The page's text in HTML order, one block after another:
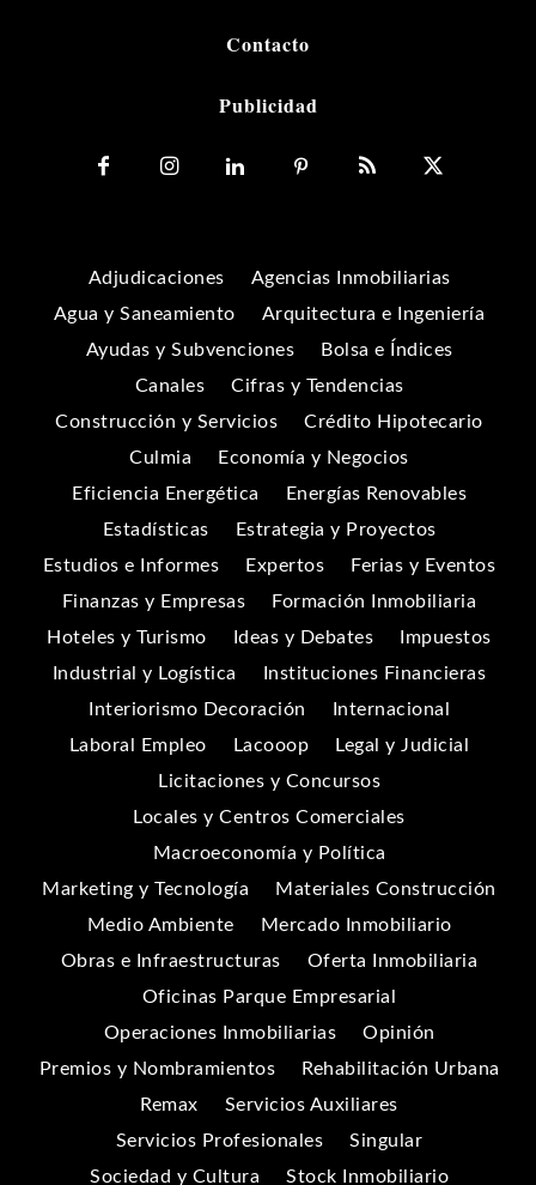
Contacto
Publicidad
Adjudicaciones
Agencias Inmobiliarias
Agua y Saneamiento
Arquitectura e Ingeniería
Ayudas y Subvenciones
Bolsa e Índices
Canales
Cifras y Tendencias
Construcción y Servicios
Crédito Hipotecario
Culmia
Economía y Negocios
Eficiencia Energética
Energías Renovables
Estadísticas
Estrategia y Proyectos
Estudios e Informes
Expertos
Ferias y Eventos
Finanzas y Empresas
Formación Inmobiliaria
Hoteles y Turismo
Ideas y Debates
Impuestos
Industrial y Logística
Instituciones Financieras
Interiorismo Decoración
Internacional
Laboral Empleo
Lacooop
Legal y Judicial
Licitaciones y Concursos
Locales y Centros Comerciales
Macroeconomía y Política
Marketing y Tecnología
Materiales Construcción
Medio Ambiente
Mercado Inmobiliario
Obras e Infraestructuras
Oferta Inmobiliaria
Oficinas Parque Empresarial
Operaciones Inmobiliarias
Opinión
Premios y Nombramientos
Rehabilitación Urbana
Remax
Servicios Auxiliares
Servicios Profesionales
Singular
Sociedad y Cultura
Stock Inmobiliario